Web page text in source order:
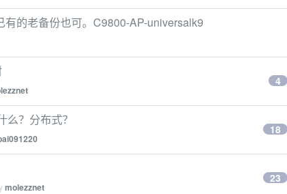
的老备份也可。C9800-AP-universalk9
4
？分布式？
18
molezznet
23